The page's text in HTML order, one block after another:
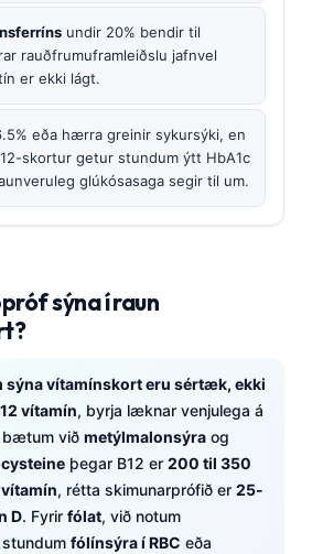
undir 20% bendir til
rauðfrumuframleiðslu jafnvel
er ekki lágt.
eða hærra greinir sykursýki, en
skortur getur stundum ýtt HbA1c
glúkósasaga segir til um.
sýna í raun
sýna vítamínskort eru sértæk, ekki
vítamín, byrja læknar venjulega á
bætum við metýlmalonsýra og
þegar B12 er 200 til 350
, rétta skimunarprófið er 25-
D. Fyrir fólat, við notum
fólínsýra í RBC eða